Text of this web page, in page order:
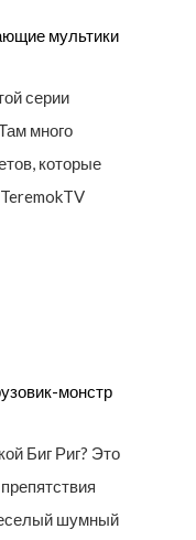
мультики
серии
много
которые
монстр
Биг Риг? Это
шумный